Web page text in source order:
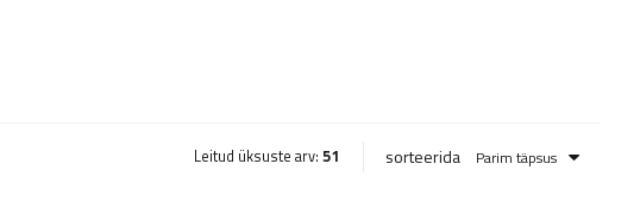
Leitud üksuste arv:51 sorteerida Parim täpsus